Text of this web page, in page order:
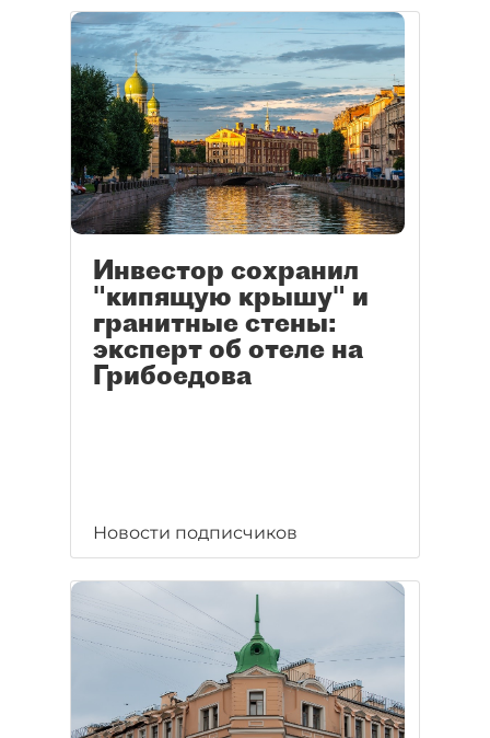
Инвестор сохранил
"кипящую крышу" и
гранитные стены:
эксперт об отеле на
Грибоедова
Новости подписчиков